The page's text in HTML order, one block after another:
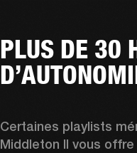
PLUS DE 30
Certaines playlists
Middleton II vous offre